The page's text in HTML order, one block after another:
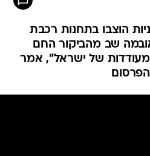
הוצבו בתחנות רכבת
שאובמה שב מהביקור החם
של ישראל", אמר